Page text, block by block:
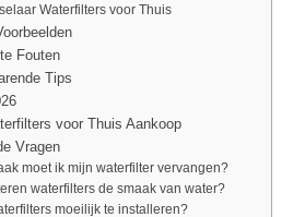
Waterfilters voor Thuis
Fouten
Tips
voor Thuis Aankoop
Vragen
moet ik mijn waterfilter vervangen?
waterfilters de smaak van water?
moeilijk te installeren?